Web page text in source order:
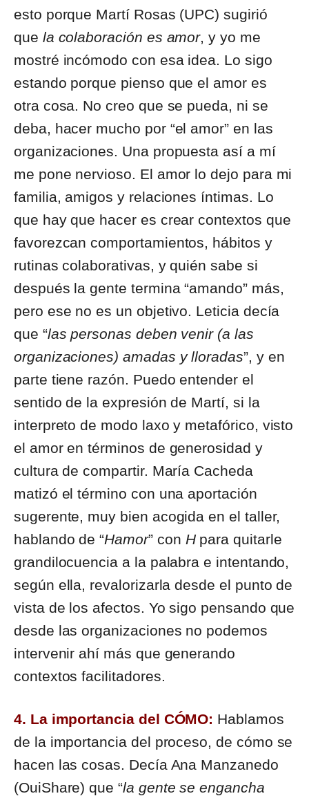
esto porque Martí Rosas (UPC) sugirió
que la colaboración es amor, y yo me
mostré incómodo con esa idea. Lo sigo
estando porque pienso que el amor es
otra cosa. No creo que se pueda, ni se
deba, hacer mucho por “el amor” en las
organizaciones. Una propuesta así a mí
me pone nervioso. El amor lo dejo para mi
familia, amigos y relaciones íntimas. Lo
que hay que hacer es crear contextos que
favorezcan comportamientos, hábitos y
rutinas colaborativas, y quién sabe si
después la gente termina “amando” más,
pero ese no es un objetivo. Leticia decía
que “las personas deben venir (a las
organizaciones) amadas y lloradas”, y en
parte tiene razón. Puedo entender el
sentido de la expresión de Martí, si la
interpreto de modo laxo y metafórico, visto
el amor en términos de generosidad y
cultura de compartir. María Cacheda
matizó el término con una aportación
sugerente, muy bien acogida en el taller,
hablando de “Hamor” con Hpara quitarle
grandilocuencia a la palabra e intentando,
según ella, revalorizarla desde el punto de
vista de los afectos. Yo sigo pensando que
desde las organizaciones no podemos
intervenir ahí más que generando
contextos facilitadores.
4. La importancia del CÓMO: Hablamos
de la importancia del proceso, de cómo se
hacen las cosas. Decía Ana Manzanedo
(OuiShare) que “la gente se engancha